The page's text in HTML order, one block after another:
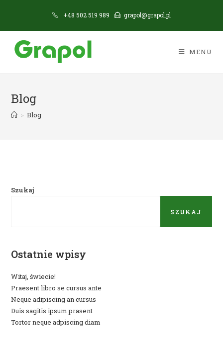
content
+48 502 519 989 grapol@grapol.pl
MENU
Blog
> Blog
Szukaj
SZUKAJ
Ostatnie wpisy
Witaj, świecie!
Praesent libro se cursus ante
Neque adipiscing an cursus
Duis sagitis ipsum prasent
Tortor neque adpiscing diam